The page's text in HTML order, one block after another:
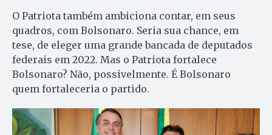
O Patriota também ambiciona contar, em seus
quadros, com Bolsonaro. Seria sua chance, em
tese, de eleger uma grande bancada de deputados
federais em 2022. Mas o Patriota fortalece
Bolsonaro? Não, possivelmente. É Bolsonaro
quem fortaleceria o partido.